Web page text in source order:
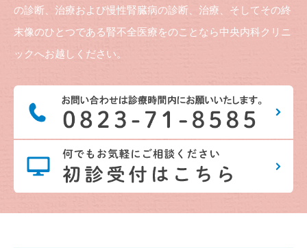
の診断、治療および慢性腎臓病の診断、治療、そしてその終
末像のひとつである腎不全医療をのことなら中央内科クリニ
ックへお越しください。